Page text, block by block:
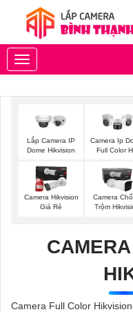
Toggle
navigation
Lắp Camera IP
Dome Hikvision
Camera Ip
Full Color
Camera Hikvision
Giá Rẻ
Camera
Trộm
Camera Full Color